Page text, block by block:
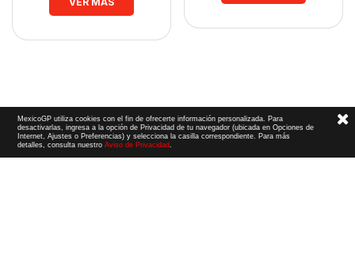
MexicoGP utiliza cookies con el fin de ofrecerte información personalizada. Para
desactivarlas, ingresa a la opción de Privacidad de tu navegador (ubicada en Opciones de
Internet, Ajustes o Preferencias) y selecciona la casilla correspondiente. Para más
detalles, consulta nuestroAviso de Privacidad.